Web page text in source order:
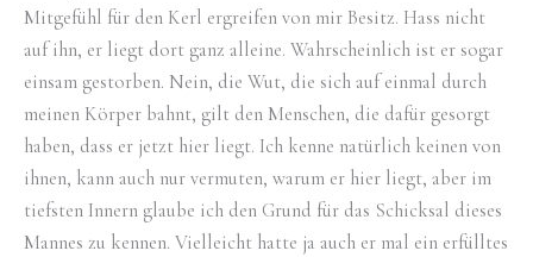
Mitgefühl für den Kerl ergreifen von mir Besitz. Hass nicht
auf ihn, er liegt dort ganz alleine. Wahrscheinlich ist er sogar
einsam gestorben. Nein, die Wut, die sich auf einmal durch
meinen Körper bahnt, gilt den Menschen, die dafür gesorgt
haben, dass er jetzt hier liegt. Ich kenne natürlich keinen von
ihnen, kann auch nur vermuten, warum er hier liegt, aber im
tiefsten Innern glaube ich den Grund für das Schicksal dieses
Mannes zu kennen. Vielleicht hatte ja auch er mal ein erfülltes